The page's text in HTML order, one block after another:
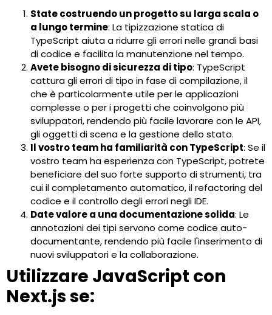
State costruendo un progetto su larga scala o
a lungo termine: La tipizzazione statica di
TypeScript aiuta a ridurre gli errori nelle grandi basi
di codice e facilita la manutenzione nel tempo.
Avete bisogno di sicurezza di tipo: TypeScript
cattura gli errori di tipo in fase di compilazione, il
che è particolarmente utile per le applicazioni
complesse o per i progetti che coinvolgono più
sviluppatori, rendendo più facile lavorare con le API,
gli oggetti di scena e la gestione dello stato.
Il vostro team ha familiarità con TypeScript: Se il
vostro team ha esperienza con TypeScript, potrete
beneficiare del suo forte supporto di strumenti, tra
cui il completamento automatico, il refactoring del
codice e il controllo degli errori negli IDE.
Date valore a una documentazione solida: Le
annotazioni dei tipi servono come codice auto-
documentante, rendendo più facile l'inserimento di
nuovi sviluppatori e la collaborazione.
Utilizzare JavaScript con
Next.js se: